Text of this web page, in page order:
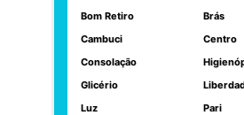
Bom Retiro
Brás
Cambuci
Centro
Consolação
Glicério
Luz
Pari